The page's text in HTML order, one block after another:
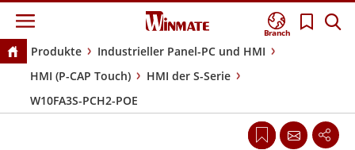
Branch
Produkte
Industrieller Panel-PC und HMI
HMI (P-CAP Touch)
HMI der S-Serie
W10FA3S-PCH2-POE